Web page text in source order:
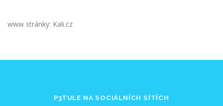
www stránky: Kali.cz
P3TULE NA SOCIÁLNÍCH SÍTÍCH